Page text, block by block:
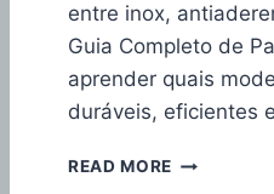
N
D
Ç
Ã
E
entre inox,
Guia Completo de
aprender quais
duráveis, eficientes
READ MORE G